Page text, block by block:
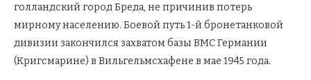
голландский город Бреда, не причинив потерь
мирному населению. Боевой путь 1-й бронетанковой
дивизии закончился захватом базы ВМС Германии
(Кригсмарине) в Вильгельмсхафене в мае 1945 года.